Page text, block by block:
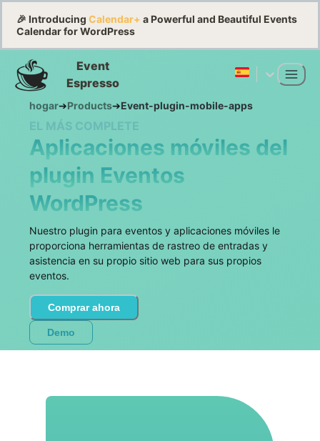
🎉 Introducing Calendar+ a Powerful and Beautiful Events
Calendar for WordPress
Event
Espresso
hogar➔Products➔Event-plugin-mobile-apps
EL MÁS COMPLETE
Aplicaciones móviles del
plugin Eventos
WordPress
Nuestro plugin para eventos y aplicaciones móviles le
proporciona herramientas de rastreo de entradas y
asistencia en su propio sitio web para sus propios
eventos.
Comprar ahora
Demo